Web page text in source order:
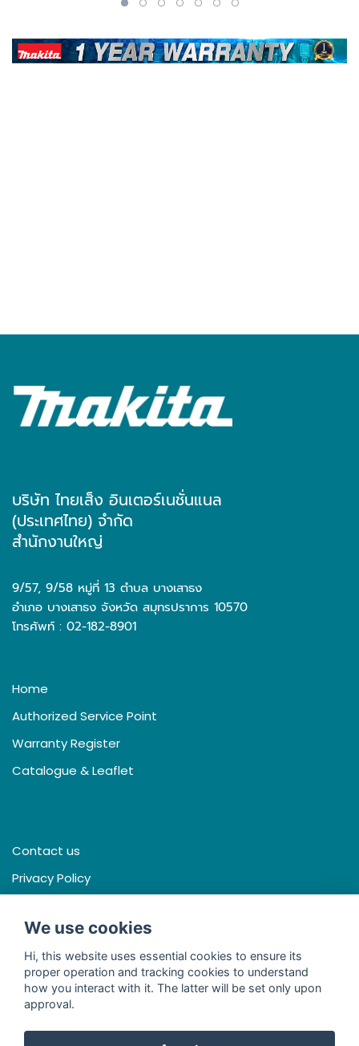
บริษัท ไทยเส็ง อินเตอร์เนชั่นแนล
(ประเทศไทย) จำกัด
สำนักงานใหญ่
9/57, 9/58 หมู่ที่ 13 ตำบล บางเสาธง
อำเภอ บางเสาธง จังหวัด สมุทรปราการ 10570
โทรศัพท์ : 02-182-8901
Home
Authorized Service Point
Warranty Register
Catalogue & Leaflet
Contact us
Privacy Policy
Facebook
Line
We use cookies
Hi, this website uses essential cookies to ensure its
proper operation and tracking cookies to understand
how you interact with it. The latter will be set only upon
approval.